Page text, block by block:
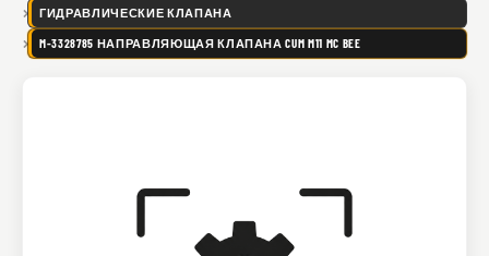
ГИДРАВЛИЧЕСКИЕ КЛАПАНА
M-3328785 НАПРАВЛЯЮЩАЯ КЛАПАНА CUM M11 MC BEE